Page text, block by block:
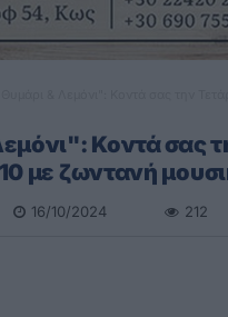
Κοντά σας
με ζωντανή
16/10/2024 212